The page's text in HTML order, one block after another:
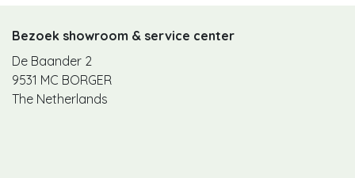
Bezoek showroom & service center
De Baander 2
9531 MC BORGER
The Netherlands